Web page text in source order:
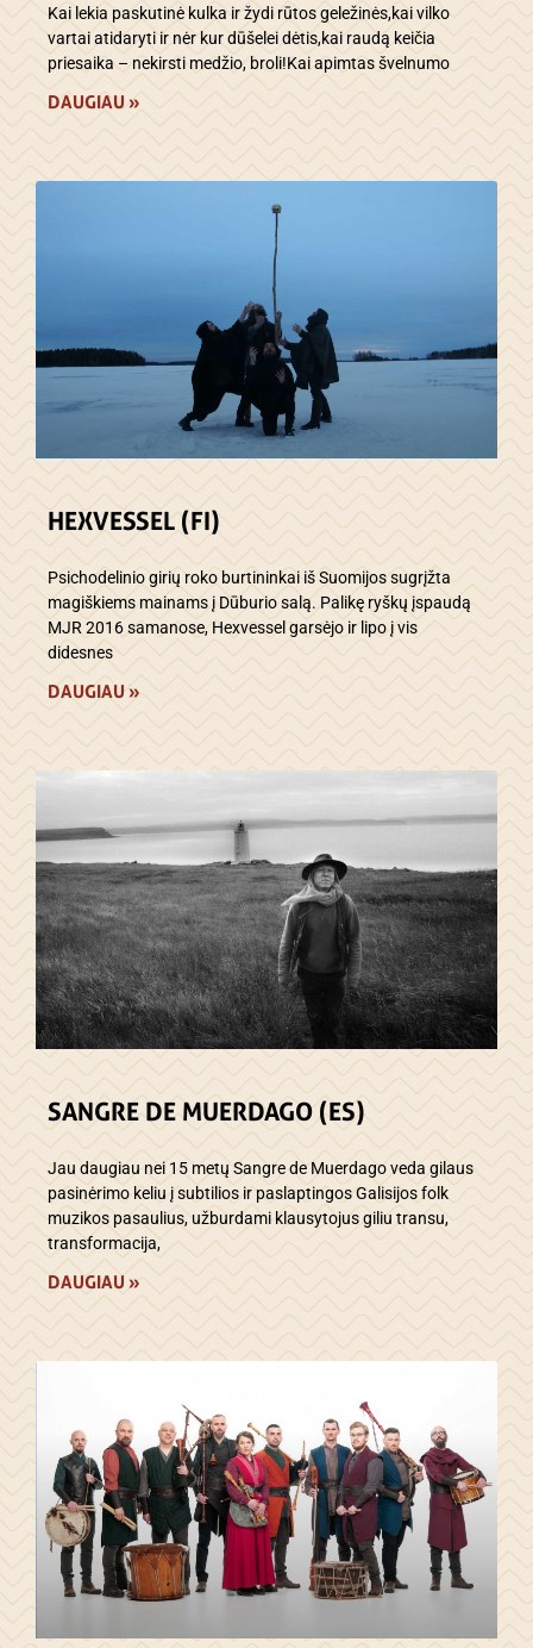
Kai lekia paskutinė kulka ir žydi rūtos geležinės,kai vilko
vartai atidaryti ir nėr kur dūšelei dėtis,kai raudą keičia
priesaika – nekirsti medžio, broli!Kai apimtas švelnumo
DAUGIAU »
HEXVESSEL (FI)
Psichodelinio girių roko burtininkai iš Suomijos sugrįžta
magiškiems mainams į Dūburio salą. Palikę ryškų įspaudą
MJR 2016 samanose, Hexvessel garsėjo ir lipo į vis
didesnes
DAUGIAU »
SANGRE DE MUERDAGO (ES)
Jau daugiau nei 15 metų Sangre de Muerdago veda gilaus
pasinėrimo keliu į subtilios ir paslaptingos Galisijos folk
muzikos pasaulius, užburdami klausytojus giliu transu,
transformacija,
DAUGIAU »